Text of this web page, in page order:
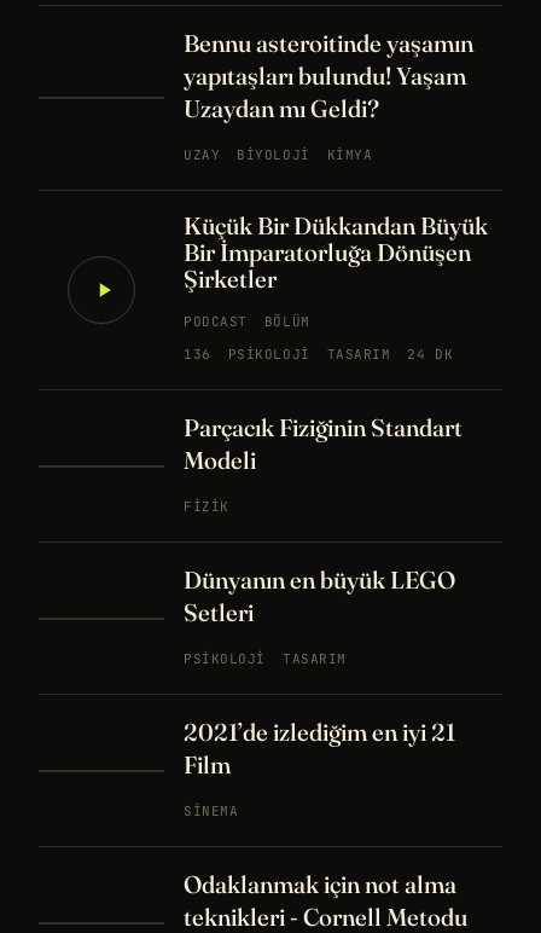
Bennu asteroitinde yaşamın
yapıtaşları bulundu! Yaşam
Uzaydan mı Geldi?
UZAY BIYOLOJI KIMYA
Küçük Bir Dükkandan Büyük
Bir İmparatorluğa Dönüşen
Şirketler
PODCAST
BÖLÜM
136
PSIKOLOJI TASARIM 24 DK
Parçacık Fiziğinin Standart
Modeli
FIZIK
Dünyanın en büyük LEGO
Setleri
PSIKOLOJI TASARIM
2021’de izlediğim en iyi 21
Film
SINEMA
Odaklanmak için not alma
teknikleri - Cornell Metodu